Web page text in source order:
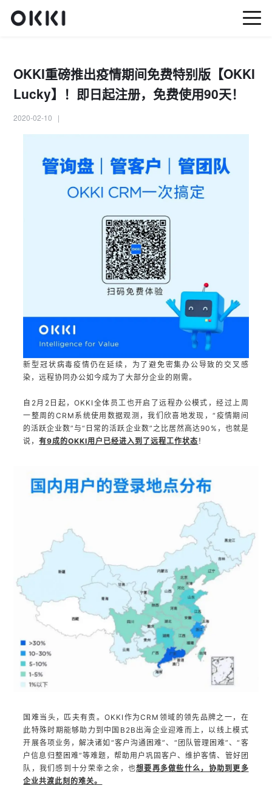
OKKI重磅推出疫情期间免费特别版【OKKI
Lucky】！即日起注册，免费使用90天！
2020-02-10 |
新型冠状病毒疫情仍在延续，为了避免密集办公导致的交叉感
染，远程协同办公如今成为了大部分企业的刚需。
自2月2日起，OKKI全体员工也开启了远程办公模式，经过上周
一整周的CRM系统使用数据观测，我们欣喜地发现，“疫情期间
的活跃企业数”与“日常的活跃企业数”之比居然高达90%， 也就是
说，有9成的OKKI用户已经进入到了远程工作状态 ！
国难当头，匹夫有责。OKKI作为CRM领域的领先品牌之一，在
此特殊时期能够助力到中国B2B出海企业迎难而上，以线上模式
开展各项业务，解决诸如“客户沟通困难”、“团队管理困难”、“客
户信息归整困难”等难题，帮助用户巩固客户、维护客情、管好团
队，我们感到十分荣幸之余，也想要再多做些什么，协助到更多
企业共渡此刻的难关。